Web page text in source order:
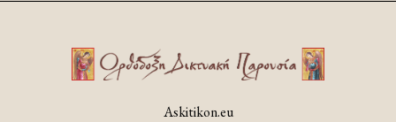
Askitikon.eu